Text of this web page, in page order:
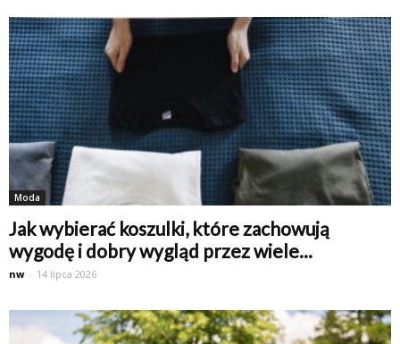
Moda
Jak wybierać koszulki, które zachowują
wygodę i dobry wygląd przez wiele...
nw - 14 lipca 2026